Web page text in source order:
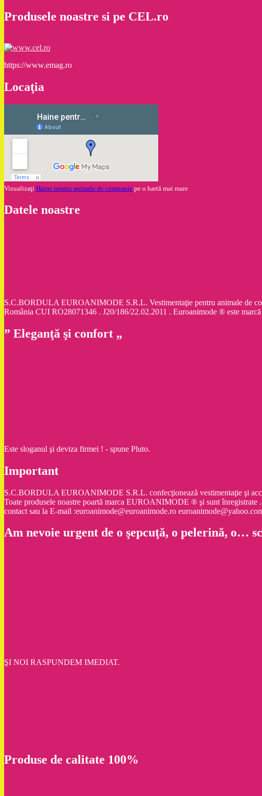
Produsele noastre si pe CEL.ro
https://www.emag.ro
Locaţia
Vizualizaţi Haine pentru animale de companie pe o hartă mai mare
Datele noastre
S.C.BORDULA EUROANIMODE S.R.L. Vestimentaţie pentru animale de
România CUI RO28071346 . J20/186/22.02.2011 . Euroanimode ® este
” Eleganţă şi confort „
Este sloganul şi deviza firmei ! - spune Pluto.
Important
S.C.BORDULA EUROANIMODE S.R.L. confecţionează vestimentaţie şi
Toate produsele noastre poartă marca EUROANIMODE ® şi sunt
contact sau la E-mail :euroanimode@euroanimode.ro
Am nevoie urgent de o şepcuţă, o pelerină, o…
ŞI NOI RASPUNDEM IMEDIAT.
Produse de calitate 100%